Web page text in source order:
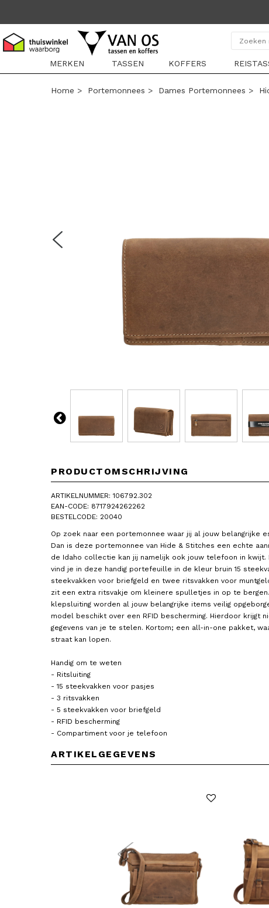
MERKEN
TASSEN KOFFERS
Home > Portemonnees > Dames Portemonnees >
PRODUCTOMSCHRIJVING
ARTIKELNUMMER: 106792.302
EAN-CODE: 8717924262262
BESTELCODE: 20040
Op zoek naar een portemonnee waar jij al jouw belangrijke
Dan is deze portemonnee van Hide & Stitches een echte
de Idaho collectie kan jij namelijk ook jouw telefoon in kwijt.
vind je in deze handig portefeuille in de kleur bruin 15
steekvakken voor briefgeld en twee ritsvakken voor
zit een extra ritsvakje om kleinere spulletjes in op te
klepsluiting worden al jouw belangrijke items veilig
model beschikt over een RFID bescherming. Hierdoor krijgt
gegevens van je te stelen. Kortom; een all-in-one pakket,
straat kan lopen.
Handig om te weten
- Ritsluiting
- 15 steekvakken voor pasjes
- 3 ritsvakken
- 5 steekvakken voor briefgeld
- RFID bescherming
- Compartiment voor je telefoon
ARTIKELGEGEVENS
SPIKES & SPARROW
Portemonnee / Portefeuille
Dames Leer Teton
24,95
BEAR DESIGN
Portemonnee / Portefuille